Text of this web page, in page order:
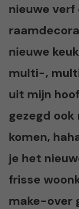
nieuwe verf
nieuwe
multi-,
uit mijn
gezegd
komen,
je het
frisse
make-over